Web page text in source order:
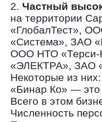
2. Частный
на территории
«ГлобалТест»,
«Система», ЗАО
ООО НТО
«ЭЛЕКТРА», ЗАО
Некоторые из
«Бинар Ко» — это
Всего в этом
Численность